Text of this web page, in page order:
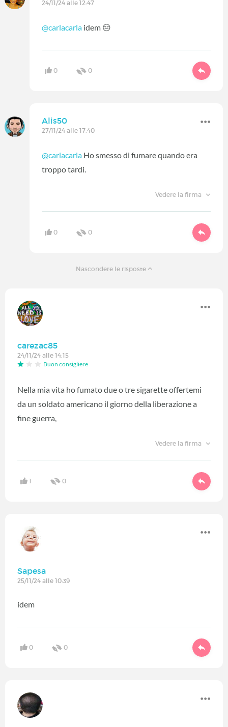
24/11/24 alle 12:47
@carlacarla idem 😔
0 0
Alis50
27/11/24 alle 17:40
@carlacarla Ho smesso di fumare quando era
troppo tardi.
Vedere la firma
0 0
Nascondere le risposte
carezac85
24/11/24 alle 14:15
Buon consigliere
Nella mia vita ho fumato due o tre sigarette offertemi
da un soldato americano il giorno della liberazione a
fine guerra,
Vedere la firma
1 0
Sapesa
25/11/24 alle 10:39
idem
0 0